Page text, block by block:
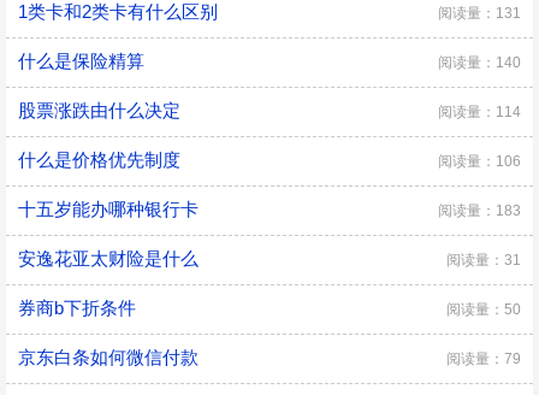
1类卡和2类卡有什么区别 阅读量：131
什么是保险精算 阅读量：140
股票涨跌由什么决定 阅读量：114
什么是价格优先制度 阅读量：106
十五岁能办哪种银行卡 阅读量：183
安逸花亚太财险是什么 阅读量：31
券商b下折条件 阅读量：50
京东白条如何微信付款 阅读量：79